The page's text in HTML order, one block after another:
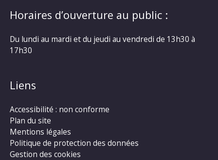
Horaires d’ouverture au public :
Du lundi au mardi et du jeudi au vendredi de 13h30 à
17h30
Liens
Accessibilité : non conforme
Plan du site
Mentions légales
Politique de protection des données
Gestion des cookies